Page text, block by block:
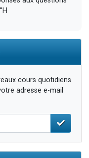
cours quotidiens
adresse e-mail